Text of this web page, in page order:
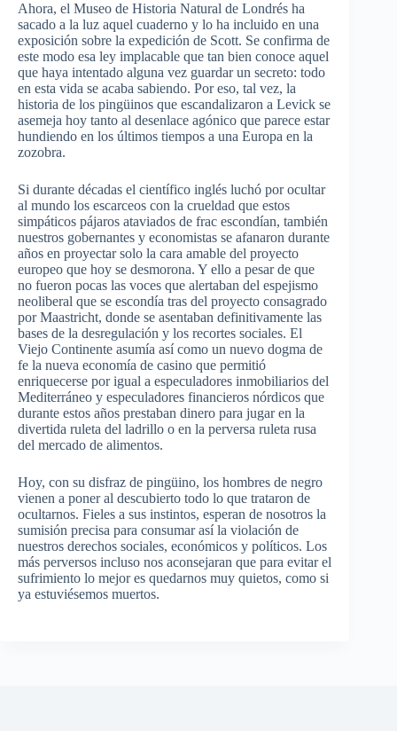
Ahora, el Museo de Historia Natural de Londrés ha
sacado a la luz aquel cuaderno y lo ha incluido en una
exposición sobre la expedición de Scott. Se confirma de
este modo esa ley implacable que tan bien conoce aquel
que haya intentado alguna vez guardar un secreto: todo
en esta vida se acaba sabiendo. Por eso, tal vez, la
historia de los pingüinos que escandalizaron a Levick se
asemeja hoy tanto al desenlace agónico que parece estar
hundiendo en los últimos tiempos a una Europa en la
zozobra.
Si durante décadas el científico inglés luchó por ocultar
al mundo los escarceos con la crueldad que estos
simpáticos pájaros ataviados de frac escondían, también
nuestros gobernantes y economistas se afanaron durante
años en proyectar solo la cara amable del proyecto
europeo que hoy se desmorona. Y ello a pesar de que
no fueron pocas las voces que alertaban del espejismo
neoliberal que se escondía tras del proyecto consagrado
por Maastricht, donde se asentaban definitivamente las
bases de la desregulación y los recortes sociales. El
Viejo Continente asumía así como un nuevo dogma de
fe la nueva economía de casino que permitió
enriquecerse por igual a especuladores inmobiliarios del
Mediterráneo y especuladores financieros nórdicos que
durante estos años prestaban dinero para jugar en la
divertida ruleta del ladrillo o en la perversa ruleta rusa
del mercado de alimentos.
Hoy, con su disfraz de pingüino, los hombres de negro
vienen a poner al descubierto todo lo que trataron de
ocultarnos. Fieles a sus instintos, esperan de nosotros la
sumisión precisa para consumar así la violación de
nuestros derechos sociales, económicos y políticos. Los
más perversos incluso nos aconsejaran que para evitar el
sufrimiento lo mejor es quedarnos muy quietos, como si
ya estuviésemos muertos.